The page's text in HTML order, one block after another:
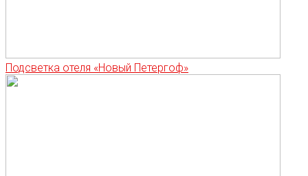
Подсветка отеля «Новый Петергоф»